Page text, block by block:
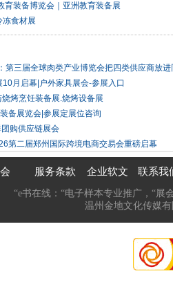
育装备博览会｜亚洲教育装备展
冻食材展
第三届全球肉类产业博览会把四类供应商放进
月启幕|户外家具展会-参展入口
烤烹饪装备展.烧烤设备展
备展览会|参展定展位咨询
购供应链展会
第二届郑州国际跨境电商交易会重磅启幕
服务条款 企业软文 联系我
“e书在线：“电子样本专业推广，“展
温州金地文化传媒